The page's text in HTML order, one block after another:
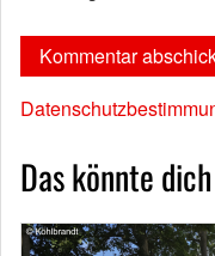
Das könnte